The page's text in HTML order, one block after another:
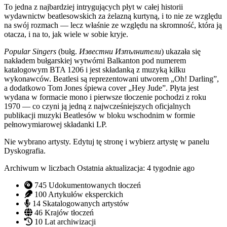
To jedna z najbardziej intrygujących płyt w całej historii
wydawnictw beatlesowskich za żelazną kurtyną, i to nie ze względu
na swój rozmach — lecz właśnie ze względu na skromność, która ją
otacza, i na to, jak wiele w sobie kryje.
Popular Singers (bułg. Известни Изпълнители) ukazała się
nakładem bułgarskiej wytwórni Balkanton pod numerem
katalogowym BTA 1206 i jest składanką z muzyką kilku
wykonawców. Beatlesi są reprezentowani utworem „Oh! Darling”,
a dodatkowo Tom Jones śpiewa cover „Hey Jude”. Płyta jest
wydana w formacie mono i pierwsze tłoczenie pochodzi z roku
1970 — co czyni ją jedną z najwcześniejszych oficjalnych
publikacji muzyki Beatlesów w bloku wschodnim w formie
pełnowymiarowej składanki LP.
Nie wybrano artysty. Edytuj tę stronę i wybierz artystę w panelu
Dyskografia.
Archiwum w liczbach Ostatnia aktualizacja: 4 tygodnie ago
745 Udokumentowanych tłoczeń
100 Artykułów eksperckich
14 Skatalogowanych artystów
46 Krajów tłoczeń
10 Lat archiwizacji